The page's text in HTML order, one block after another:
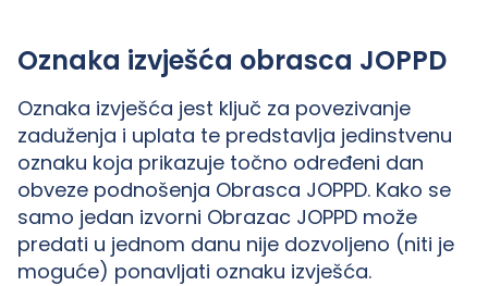
Oznaka izvješća obrasca JOPPD
Oznaka izvješća jest ključ za povezivanje
zaduženja i uplata te predstavlja jedinstvenu
oznaku koja prikazuje točno određeni dan
obveze podnošenja Obrasca JOPPD. Kako se
samo jedan izvorni Obrazac JOPPD može
predati u jednom danu nije dozvoljeno (niti je
moguće) ponavljati oznaku izvješća.